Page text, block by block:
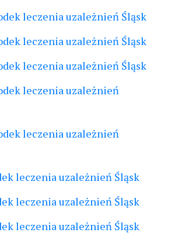
leczenia uzależnień Śląsk
leczenia uzależnień Śląsk
leczenia uzależnień Śląsk
leczenia uzależnień
leczenia uzależnień
leczenia uzależnień Śląsk
leczenia uzależnień Śląsk
leczenia uzależnień Śląsk